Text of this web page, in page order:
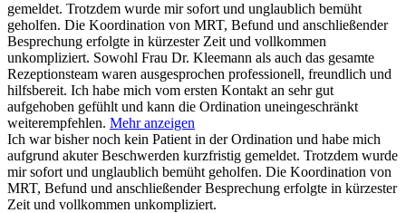
gemeldet. Trotzdem wurde mir sofort und unglaublich bemüht
geholfen. Die Koordination von MRT, Befund und anschließender
Besprechung erfolgte in kürzester Zeit und vollkommen
unkompliziert. Sowohl Frau Dr. Kleemann als auch das gesamte
Rezeptionsteam waren ausgesprochen professionell, freundlich und
hilfsbereit. Ich habe mich vom ersten Kontakt an sehr gut
aufgehoben gefühlt und kann die Ordination uneingeschränkt
weiterempfehlen. Mehr anzeigen
Ich war bisher noch kein Patient in der Ordination und habe mich
aufgrund akuter Beschwerden kurzfristig gemeldet. Trotzdem wurde
mir sofort und unglaublich bemüht geholfen. Die Koordination von
MRT, Befund und anschließender Besprechung erfolgte in kürzester
Zeit und vollkommen unkompliziert.